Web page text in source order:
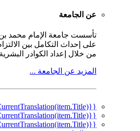
عن الجامعة
على إحداث التكامل بين
من خلال إعداد الكوادر
المزيد عن الجامعة ...
{{mmc.getCurrentTranslation(item.Title)}}
{{mmc.getCurrentTranslation(item.Title)}}
{{mmc.getCurrentTranslation(item.Title)}}